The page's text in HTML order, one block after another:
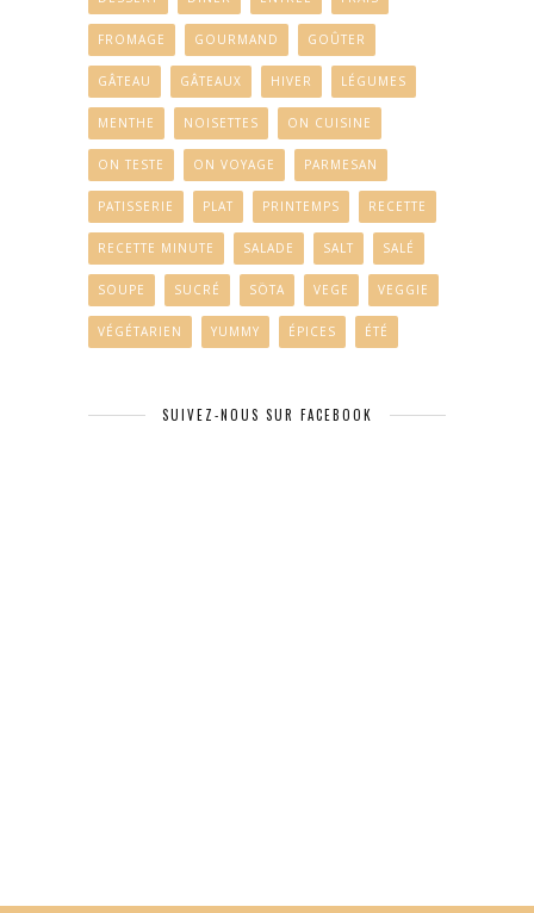
FROMAGE GOURMAND GOÛTER
GÂTEAU GÂTEAUX HIVER LÉGUMES
MENTHE NOISETTES ON CUISINE
ON TESTE ON VOYAGE PARMESAN
PATISSERIE PLAT PRINTEMPS RECETTE
RECETTE MINUTE SALADE SALT SALÉ
SOUPE SUCRÉ SÖTA VEGE VEGGIE
VÉGÉTARIEN YUMMY ÉPICES ÉTÉ
SUIVEZ-NOUS SUR FACEBOOK